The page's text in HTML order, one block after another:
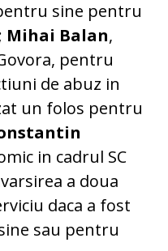
sine pentru
Mihai Balan,
pentru
de abuz in
un folos pentru
in cadrul SC
a doua
daca a fost
sau pentru